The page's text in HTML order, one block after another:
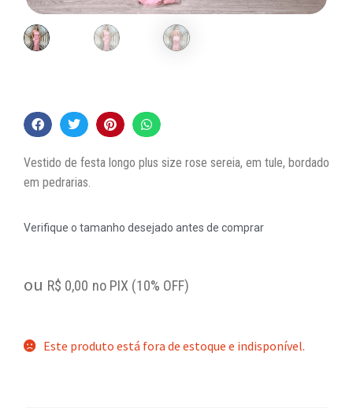
Vestido de festa longo plus size rose sereia, em tule, bordado
em pedrarias.
Verifique o tamanho desejado antes de comprar
ou R$ 0,00 no PIX (10% OFF)
Este produto está fora de estoque e indisponível.